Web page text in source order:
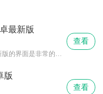
最新版
查看
版
查看